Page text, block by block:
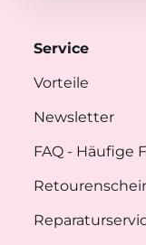
Service
Vorteile
Newsletter
FAQ - Häufige